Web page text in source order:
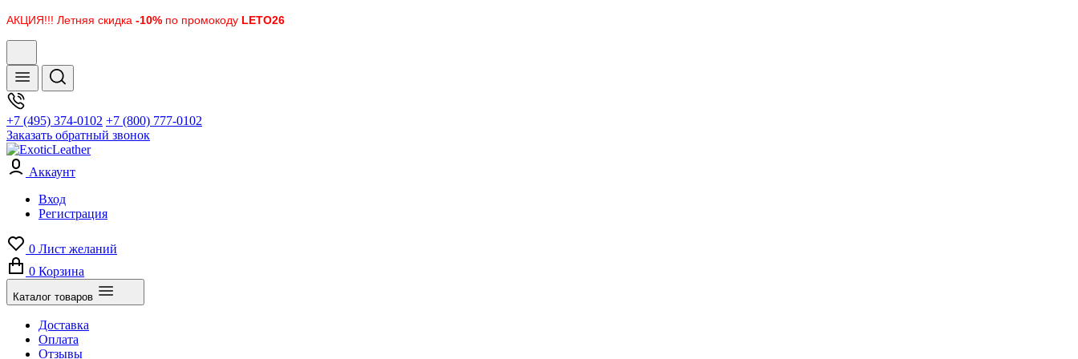
АКЦИЯ!!! Летняя скидка -10% по промокоду LETO26
+7 (495) 374-0102 +7 (800) 777-0102
Заказать обратный звонок
Аккаунт
Вход
Регистрация
0 Лист желаний
0 Корзина
Каталог товаров
Доставка
Оплата
Отзывы